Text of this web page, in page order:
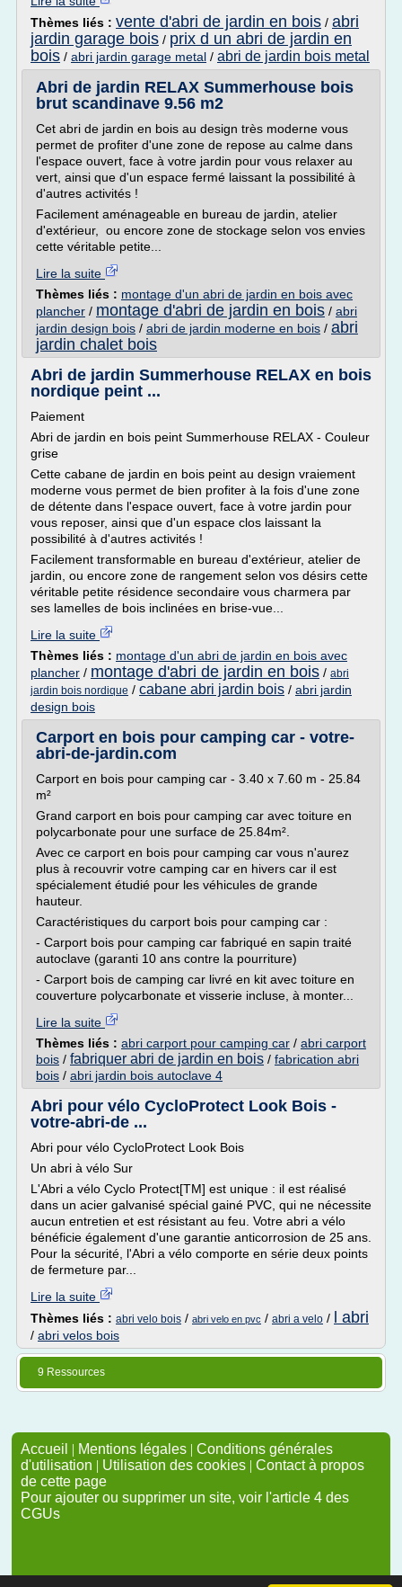
Thèmes liés : vente d'abri de jardin en bois / abri
jardin garage bois / prix d un abri de jardin en
bois / abri jardin garage metal / abri de jardin bois metal
Abri de jardin RELAX Summerhouse bois
brut scandinave 9.56 m2
Cet abri de jardin en bois au design très moderne vous
permet de profiter d'une zone de repose au calme dans
l'espace ouvert, face à votre jardin pour vous relaxer au
vert, ainsi que d'un espace fermé laissant la possibilité à
d'autres activités !
Facilement aménageable en bureau de jardin, atelier
d'extérieur, ou encore zone de stockage selon vos envies
cette véritable petite...
Lire la suite
Thèmes liés : montage d'un abri de jardin en bois avec
plancher / montage d'abri de jardin en bois / abri
jardin design bois / abri de jardin moderne en bois / abri
jardin chalet bois
Abri de jardin Summerhouse RELAX en bois
nordique peint ...
Paiement
Abri de jardin en bois peint Summerhouse RELAX - Couleur
grise
Cette cabane de jardin en bois peint au design vraiement
moderne vous permet de bien profiter à la fois d'une zone
de détente dans l'espace ouvert, face à votre jardin pour
vous reposer, ainsi que d'un espace clos laissant la
possibilité à d'autres activités !
Facilement transformable en bureau d'extérieur, atelier de
jardin, ou encore zone de rangement selon vos désirs cette
véritable petite résidence secondaire vous charmera par
ses lamelles de bois inclinées en brise-vue...
Lire la suite
Thèmes liés : montage d'un abri de jardin en bois avec
plancher / montage d'abri de jardin en bois / abri
jardin bois nordique / cabane abri jardin bois / abri jardin
design bois
Carport en bois pour camping car - votre-
abri-de-jardin.com
Carport en bois pour camping car - 3.40 x 7.60 m - 25.84
m²
Grand carport en bois pour camping car avec toiture en
polycarbonate pour une surface de 25.84m².
Avec ce carport en bois pour camping car vous n'aurez
plus à recouvrir votre camping car en hivers car il est
spécialement étudié pour les véhicules de grande
hauteur.
Caractéristiques du carport bois pour camping car :
- Carport bois pour camping car fabriqué en sapin traité
autoclave (garanti 10 ans contre la pourriture)
- Carport bois de camping car livré en kit avec toiture en
couverture polycarbonate et visserie incluse, à monter...
Lire la suite
Thèmes liés : abri carport pour camping car / abri carport
bois / fabriquer abri de jardin en bois / fabrication abri
bois / abri jardin bois autoclave 4
Abri pour vélo CycloProtect Look Bois -
votre-abri-de ...
Abri pour vélo CycloProtect Look Bois
Un abri à vélo Sur
L'Abri a vélo Cyclo Protect[TM] est unique : il est réalisé
dans un acier galvanisé spécial gainé PVC, qui ne nécessite
aucun entretien et est résistant au feu. Votre abri a vélo
bénéficie également d'une garantie anticorrosion de 25 ans.
Pour la sécurité, l'Abri a vélo comporte en série deux points
de fermeture par...
Lire la suite
Thèmes liés : abri velo bois / abri velo en pvc / abri a velo / l abri
/ abri velos bois
9 Ressources
Accueil | Mentions légales | Conditions générales
d'utilisation | Utilisation des cookies | Contact à propos
de cette page
Pour ajouter ou supprimer un site, voir l'article 4 des
CGUs